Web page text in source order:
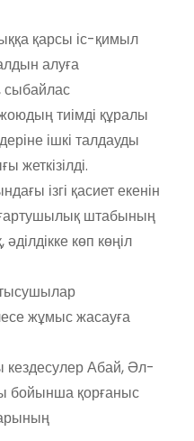
қарсы іс-қимыл
алуға
сыбайлас
тиімді құралы
ішкі талдауды
жеткізілді.
ізгі қасиет екенін
штабының
көп көңіл
жұмыс жасауға
кездесулер Абай, Әл-
бойынша қорғаныс